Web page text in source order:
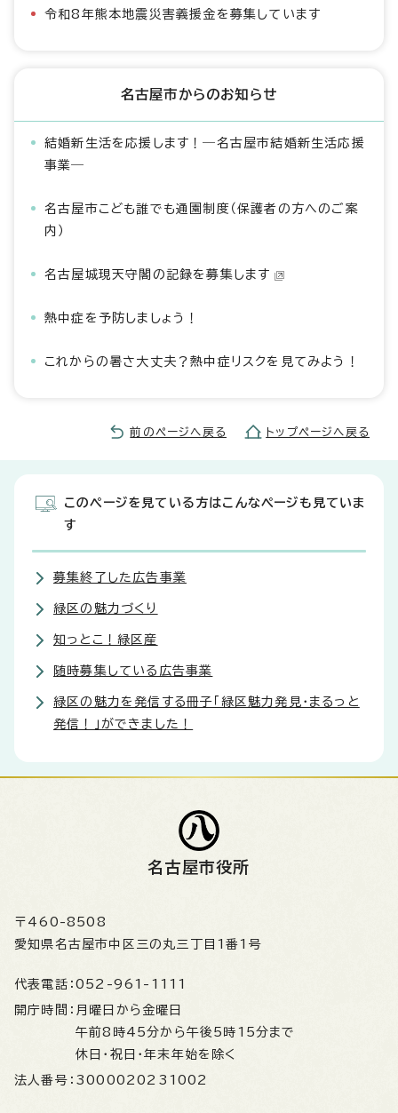
令和8年熊本地震災害義援金を募集しています
名古屋市からのお知らせ
結婚新生活を応援します！―名古屋市結婚新生活応援
事業―
名古屋市こども誰でも通園制度（保護者の方へのご案
内）
名古屋城現天守閣の記録を募集します
熱中症を予防しましょう！
これからの暑さ大丈夫？熱中症リスクを見てみよう！
前のページへ戻る トップページへ戻る
このページを見ている方はこんなページも見ていま
す
募集終了した広告事業
緑区の魅力づくり
知っとこ！緑区産
随時募集している広告事業
緑区の魅力を発信する冊子「緑区魅力発見・まるっと
発信！」ができました！
名古屋市役所
〒460-8508
愛知県名古屋市中区三の丸三丁目1番1号
代表電話： 052-961-1111
開庁時間： 月曜日から金曜日
午前8時45分から午後5時15分まで
休日・祝日・年末年始を除く
法人番号： 3000020231002